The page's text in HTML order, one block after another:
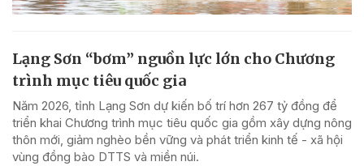
Lạng Sơn “bơm” nguồn lực lớn cho Chương
trình mục tiêu quốc gia
Năm 2026, tỉnh Lạng Sơn dự kiến bố trí hơn 267 tỷ đồng để
triển khai Chương trình mục tiêu quốc gia gồm xây dựng nông
thôn mới, giảm nghèo bền vững và phát triển kinh tế - xã hội
vùng đồng bào DTTS và miền núi.